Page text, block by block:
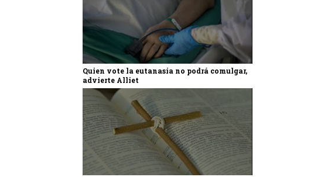
Quien vote la eutanasia no podrá comulgar,
advierte Alliet